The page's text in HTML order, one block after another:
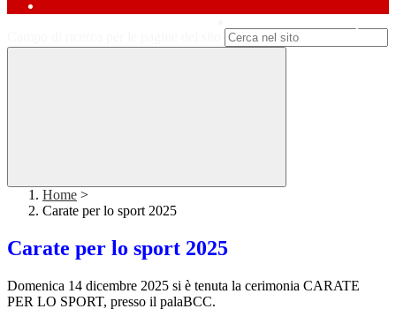
Home >
Carate per lo sport 2025
Carate per lo sport 2025
Domenica 14 dicembre 2025 si è tenuta la cerimonia CARATE
PER LO SPORT, presso il palaBCC.